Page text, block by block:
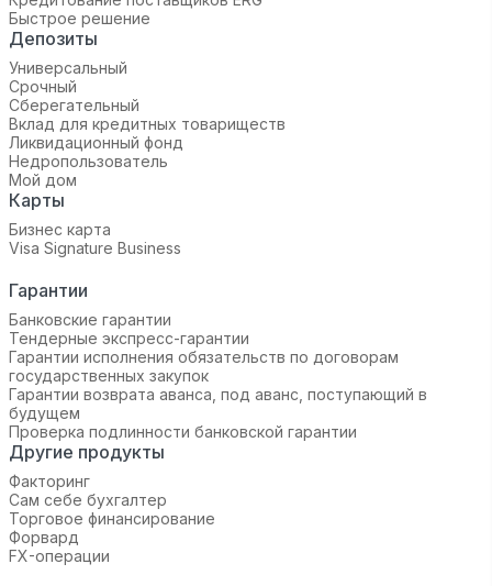
Быстрое решение
Депозиты
Универсальный
Срочный
Сберегательный
Вклад для кредитных товариществ
Ликвидационный фонд
Недропользователь
Мой дом
Карты
Бизнес карта
Visa Signature Business
Гарантии
Банковские гарантии
Тендерные экспресс-гарантии
Гарантии исполнения обязательств по договорам
государственных закупок
Гарантии возврата аванса, под аванс, поступающий в
будущем
Проверка подлинности банковской гарантии
Другие продукты
Факторинг
Сам себе бухгалтер
Торговое финансирование
Форвард
FX-операции